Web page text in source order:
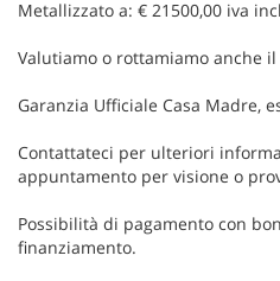
Metallizzato a: € 21500,00 iva
Valutiamo o rottamiamo anche
Garanzia Ufficiale Casa Madre,
Contattateci per ulteriori
appuntamento per visione o
Possibilità di pagamento con
finanziamento.